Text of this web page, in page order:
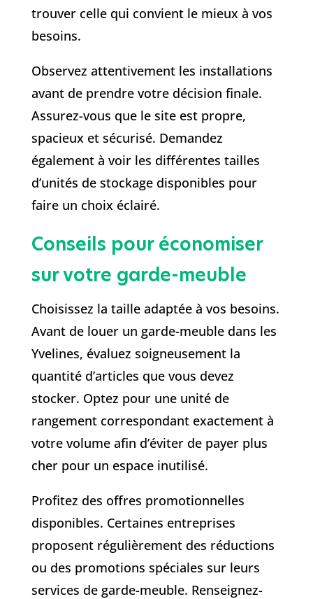
trouver celle qui convient le mieux à vos
besoins.
Observez attentivement les installations
avant de prendre votre décision finale.
Assurez-vous que le site est propre,
spacieux et sécurisé. Demandez
également à voir les différentes tailles
d’unités de stockage disponibles pour
faire un choix éclairé.
Conseils pour économiser
sur votre garde-meuble
Choisissez la taille adaptée à vos besoins.
Avant de louer un garde-meuble dans les
Yvelines, évaluez soigneusement la
quantité d’articles que vous devez
stocker. Optez pour une unité de
rangement correspondant exactement à
votre volume afin d’éviter de payer plus
cher pour un espace inutilisé.
Profitez des offres promotionnelles
disponibles. Certaines entreprises
proposent régulièrement des réductions
ou des promotions spéciales sur leurs
services de garde-meuble. Renseignez-